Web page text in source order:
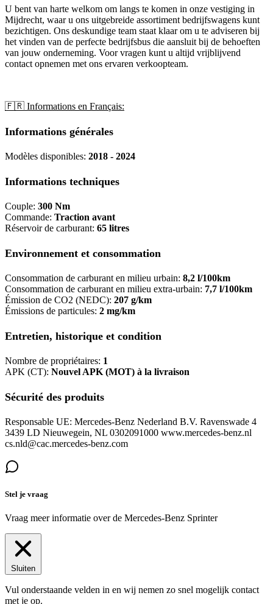
U bent van harte welkom om langs te komen in onze vestiging in
Mijdrecht, waar u ons uitgebreide assortiment bedrijfswagens kunt
bezichtigen. Ons deskundige team staat klaar om u te adviseren bij
het vinden van de perfecte bedrijfsbus die aansluit bij de behoeften
van jouw onderneming. Voor vragen kunt u altijd vrijblijvend
contact opnemen met ons ervaren verkoopteam.
🇫🇷 Informations en Français:
Informations générales
Modèles disponibles: 2018 - 2024
Informations techniques
Couple: 300 Nm
Commande: Traction avant
Réservoir de carburant: 65 litres
Environnement et consommation
Consommation de carburant en milieu urbain: 8,2 l/100km
Consommation de carburant en milieu extra-urbain: 7,7 l/100km
Émission de CO2 (NEDC): 207 g/km
Émissions de particules: 2 mg/km
Entretien, historique et condition
Nombre de propriétaires: 1
APK (CT): Nouvel APK (MOT) à la livraison
Sécurité des produits
Responsable UE: Mercedes-Benz Nederland B.V. Ravenswade 4
3439 LD Nieuwegein, NL 0302091000 www.mercedes-benz.nl
cs.nld@cac.mercedes-benz.com
Stel je vraag
Vraag meer informatie over de Mercedes-Benz Sprinter
Sluiten
Vul onderstaande velden in en wij nemen zo snel mogelijk contact
met je op.